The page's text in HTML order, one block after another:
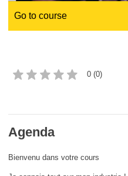
marítimo y pesca
Go to course
0 (0)
Agenda
Bienvenu dans votre cours